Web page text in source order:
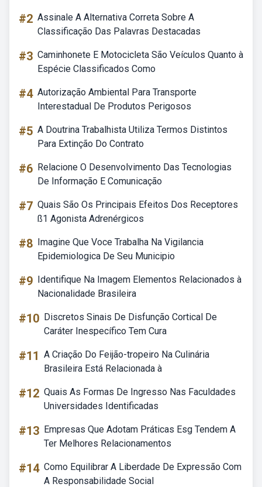
#2 Assinale A Alternativa Correta Sobre A
Classificação Das Palavras Destacadas
#3 Caminhonete E Motocicleta São Veículos Quanto à
Espécie Classificados Como
#4 Autorização Ambiental Para Transporte
Interestadual De Produtos Perigosos
#5 A Doutrina Trabalhista Utiliza Termos Distintos
Para Extinção Do Contrato
#6 Relacione O Desenvolvimento Das Tecnologias
De Informação E Comunicação
#7 Quais São Os Principais Efeitos Dos Receptores
ß1 Agonista Adrenérgicos
#8 Imagine Que Voce Trabalha Na Vigilancia
Epidemiologica De Seu Municipio
#9 Identifique Na Imagem Elementos Relacionados à
Nacionalidade Brasileira
#10 Discretos Sinais De Disfunção Cortical De
Caráter Inespecífico Tem Cura
#11 A Criação Do Feijão-tropeiro Na Culinária
Brasileira Está Relacionada à
#12 Quais As Formas De Ingresso Nas Faculdades
Universidades Identificadas
#13 Empresas Que Adotam Práticas Esg Tendem A
Ter Melhores Relacionamentos
#14 Como Equilibrar A Liberdade De Expressão Com
A Responsabilidade Social